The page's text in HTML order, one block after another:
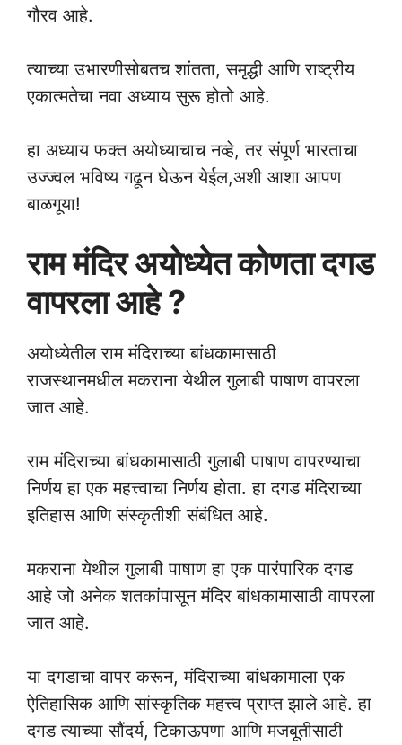
गौरव आहे.
त्याच्या उभारणीसोबतच शांतता, समृद्धी आणि राष्ट्रीय
एकात्मतेचा नवा अध्याय सुरू होतो आहे.
हा अध्याय फक्त अयोध्याचाच नव्हे, तर संपूर्ण भारताचा
उज्ज्वल भविष्य गढून घेऊन येईल,अशी आशा आपण
बाळगूया!
राम मंदिर अयोध्येत कोणता दगड
वापरला आहे ?
अयोध्येतील राम मंदिराच्या बांधकामासाठी
राजस्थानमधील मकराना येथील गुलाबी पाषाण वापरला
जात आहे.
राम मंदिराच्या बांधकामासाठी गुलाबी पाषाण वापरण्याचा
निर्णय हा एक महत्त्वाचा निर्णय होता. हा दगड मंदिराच्या
इतिहास आणि संस्कृतीशी संबंधित आहे.
मकराना येथील गुलाबी पाषाण हा एक पारंपारिक दगड
आहे जो अनेक शतकांपासून मंदिर बांधकामासाठी वापरला
जात आहे.
या दगडाचा वापर करून, मंदिराच्या बांधकामाला एक
ऐतिहासिक आणि सांस्कृतिक महत्त्व प्राप्त झाले आहे. हा
दगड त्याच्या सौंदर्य, टिकाऊपणा आणि मजबूतीसाठी